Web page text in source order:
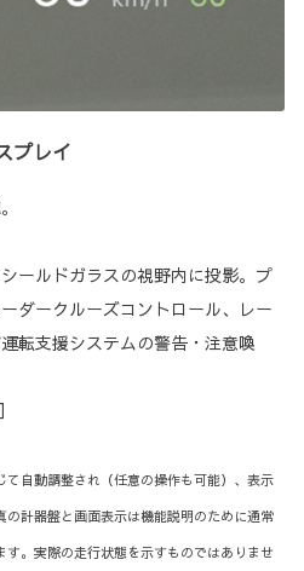
プレイ
ールドガラスの視野内に投影。プ
ダークルーズコントロール、レー
転支援システムの警告・注意喚
自動調整され（任意の操作も可能）、表示
計器盤と画面表示は機能説明のために通常
。実際の走行状態を示すものではありませ